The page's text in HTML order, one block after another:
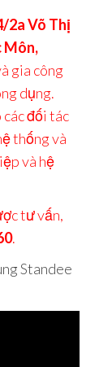
2a Võ Thị
Môn,
gia công
dụng.
đối tác
thống và
và hệ
tư vấn,
.
Standee